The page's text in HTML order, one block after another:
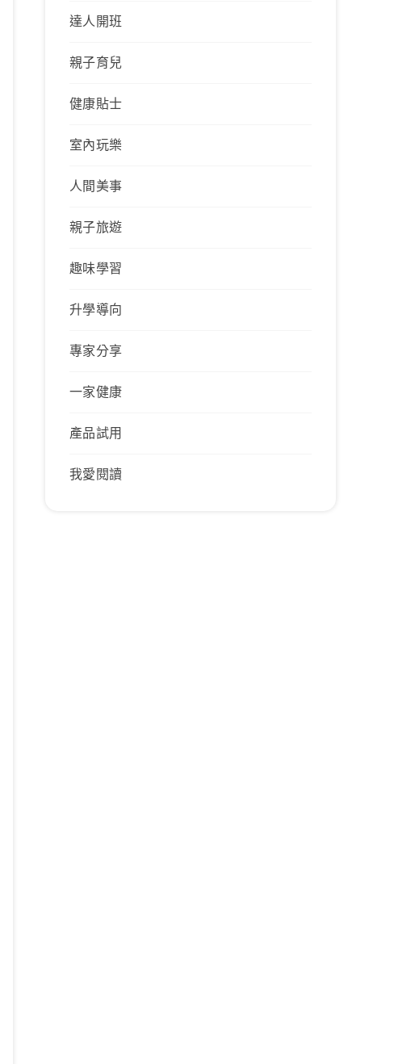
達人開班
親子育兒
健康貼士
室內玩樂
人間美事
親子旅遊
趣味學習
升學導向
專家分享
一家健康
產品試用
我愛閱讀